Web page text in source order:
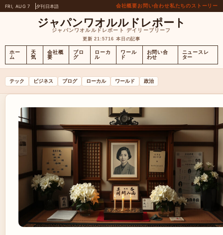
FRI, AUG 7 夕刊日本語 会社概要お問い合わせ私たちのストーリー
ジャパンワオルルドレポート
ジャパンワオルルドレポート デイリーブリーフ
更新 21:5716 本日の記事
ホー
ム
天
気
会社概
要
ブロ
グ
ローカ
ル
ワール
ド
お問い合
わせ
ニュースレ
ター
テック ビジネス ブログ ローカル ワールド 政治